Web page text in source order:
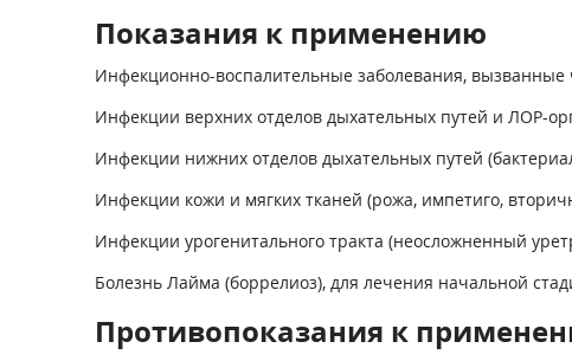
Показания к применению
Инфекционно-воспалительные заболевания,
Инфекции верхних отделов дыхательных путей и ЛОР-
Инфекции нижних отделов дыхательных путей
Инфекции кожи и мягких тканей (рожа, импетиго,
Инфекции урогенитального тракта (неосложненный
Болезнь Лайма (боррелиоз), для лечения начальной
Противопоказания к